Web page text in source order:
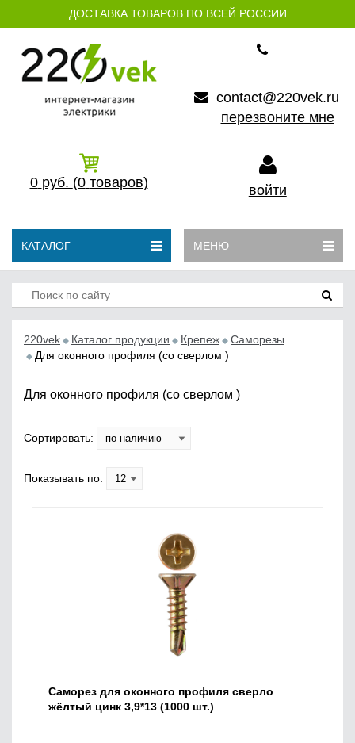
ДОСТАВКА ТОВАРОВ ПО ВСЕЙ РОССИИ
contact@220vek.ru
перезвоните мне
0 руб. (0 товаров) войти
КАТАЛОГ МЕНЮ
220vek Каталог продукции Крепеж
Саморезы
Для оконного профиля (со сверлом )
Для оконного профиля (со сверлом )
Сортировать:
Показывать по:
Саморез для оконного профиля сверло
жёлтый цинк 3,9*13 (1000 шт.)